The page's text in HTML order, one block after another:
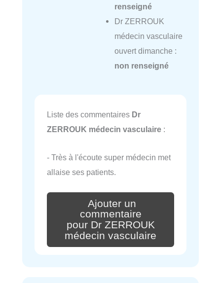
renseigné
Dr ZERROUK
médecin vasculaire
ouvert dimanche :
non renseigné
Liste des commentaires Dr
ZERROUK médecin vasculaire :
- Très à l'écoute super médecin met
allaise ses patients.
Ajouter un
commentaire
pour Dr ZERROUK
médecin vasculaire